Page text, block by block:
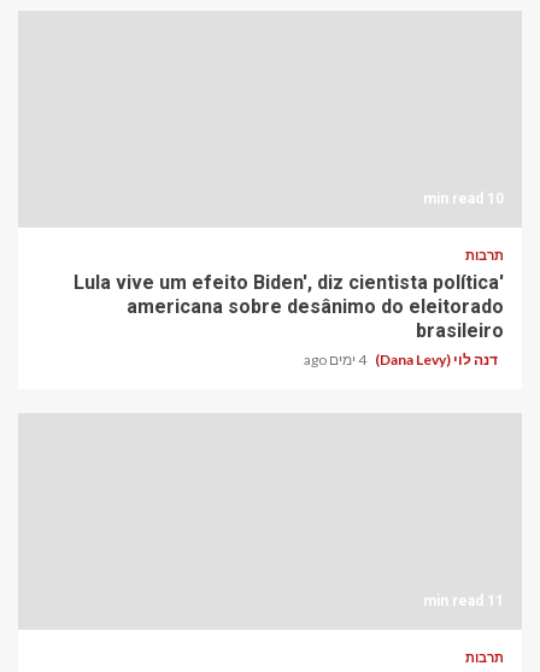
10 min read
תרבות
'Lula vive um efeito Biden', diz cientista política
americana sobre desânimo do eleitorado
brasileiro
דנה לוי (Dana Levy) 4 ימים ago
11 min read
תרבות